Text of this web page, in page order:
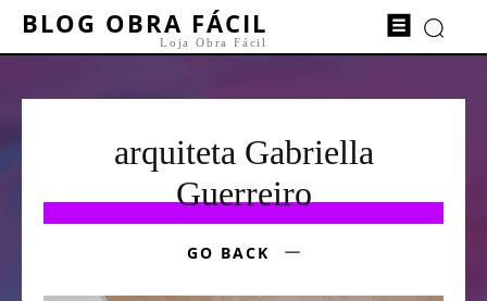
BLOG OBRA FÁCIL
Loja Obra Fácil
arquiteta Gabriella
Guerreiro
GO BACK